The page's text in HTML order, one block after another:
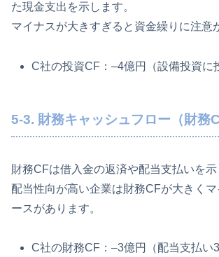
た現金支出を示します。
マイナスが大きすぎると資金繰りに注意
C社の投資CF：–4億円（設備投資に
5-3. 財務キャッシュフロー（財務
財務CFは借入金の返済や配当支払いを示
配当性向が高い企業は財務CFが大きく
ースがあります。
C社の財務CF：–3億円（配当支払い3